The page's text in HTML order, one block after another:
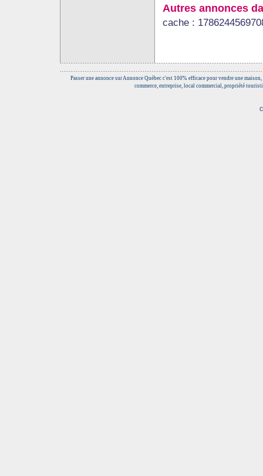
Autres annonces
cache :
Passer une annonce sur Annonce Québec c'est 100% efficace pour vendre une
commerce, entreprise, local commercial, propriété